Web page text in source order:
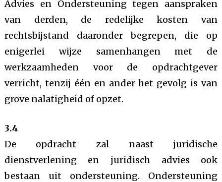
Advies en Ondersteuning tegen aanspraken
van derden, de redelijke kosten van
rechtsbijstand daaronder begrepen, die op
enigerlei wijze samenhangen met de
werkzaamheden voor de opdrachtgever
verricht, tenzij één en ander het gevolg is van
grove nalatigheid of opzet.
3.4
De opdracht zal naast juridische
dienstverlening en juridisch advies ook
bestaan uit ondersteuning. Ondersteuning